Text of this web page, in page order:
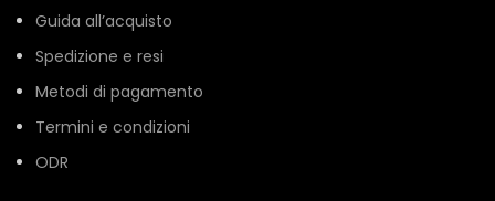
Guida all’acquisto
Spedizione e resi
Metodi di pagamento
Termini e condizioni
ODR